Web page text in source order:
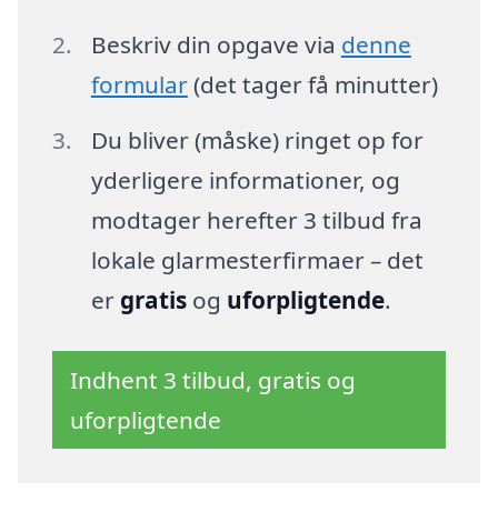
Beskriv din opgave via denne
formular(det tager få minutter)
Du bliver (måske) ringet op for
yderligere informationer, og
modtager herefter 3 tilbud fra
lokale glarmesterfirmaer – det
er gratisog uforpligtende.
Indhent 3 tilbud, gratis og
uforpligtende